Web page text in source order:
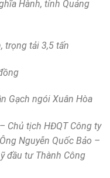
Hành, tỉnh Quảng
trọng tải 3,5 tấn
Gạch ngói Xuân Hòa
Chủ tịch HĐQT Công ty
Nguyễn Quốc Bảo –
đầu tư Thành Công